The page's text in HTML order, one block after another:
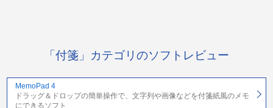
「付箋」カテゴリのソフトレビュー
MemoPad 4
ドラッグ＆ドロップの簡単操作で、文字列や画像などを付箋紙風のメモ
にできるソフト